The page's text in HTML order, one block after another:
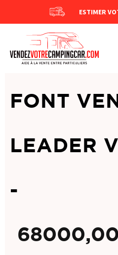
ESTIMER
FONT
LEADER
-
68000,00